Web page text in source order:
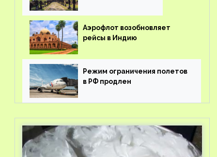
Аэрофлот возобновляет
рейсы в Индию
Режим ограничения полетов
в РФ продлен